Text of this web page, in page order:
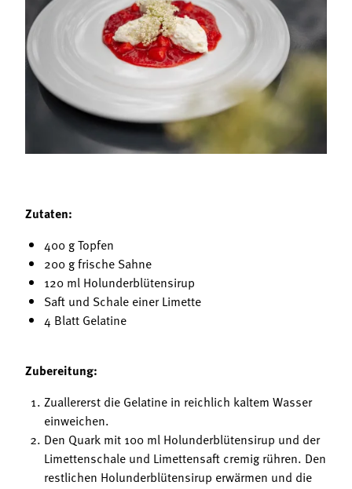
Mitgliedschaft
Landessekretariat
Bäuerliche Buffets
Hofgeschichten
Zutaten:
400 g Topfen
200 g frische Sahne
120 ml Holunderblütensirup
Saft und Schale einer Limette
4 Blatt Gelatine
Zubereitung:
Zuallererst die Gelatine in reichlich kaltem Wasser
einweichen.
Den Quark mit 100 ml Holunderblütensirup und der
Limettenschale und Limettensaft cremig rühren. Den
restlichen Holunderblütensirup erwärmen und die